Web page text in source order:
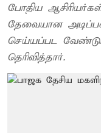
போதிய
தேவையான
செய்யப்பட
தெரிவித்தார்.